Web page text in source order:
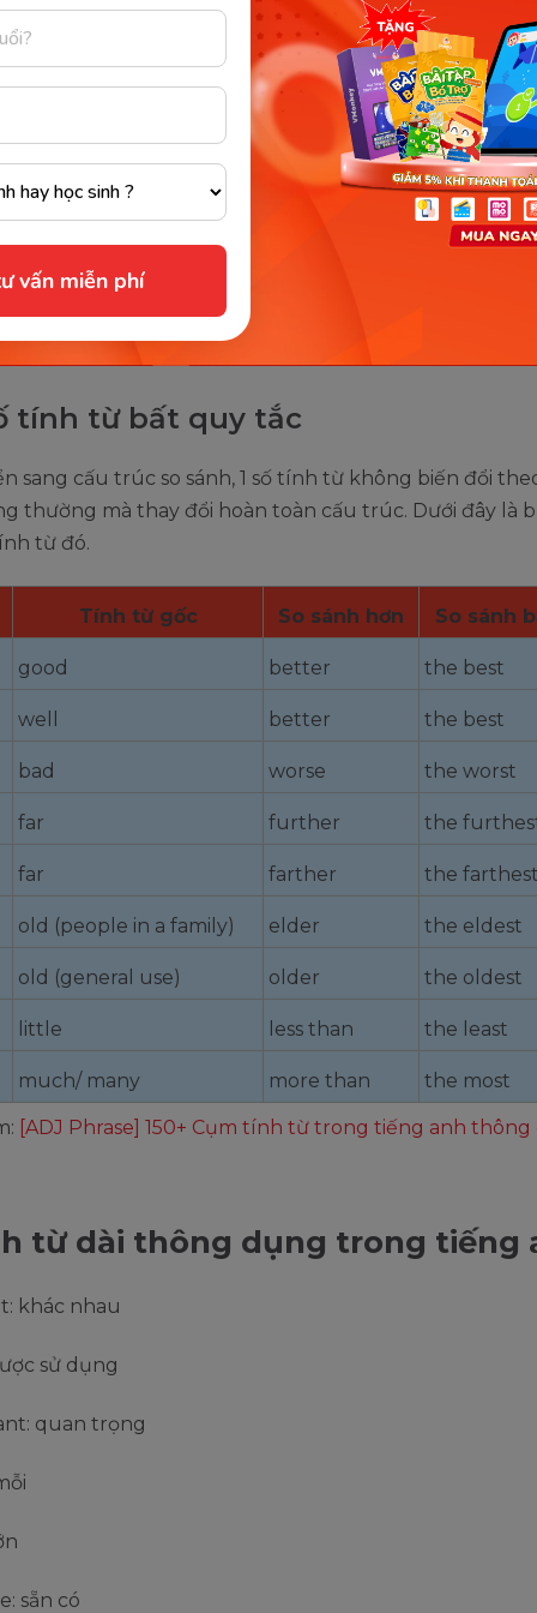
vấn miễn phí
hợp tính từ có 2 âm tiết
tính từ có 2 âm tiết kết thúc với đuôi -y, -ie, -ow, -et, -
dài hoặc ngắn đều đúng. Như vậy, khi chuyển sang
có thể áp dụng cả 2 cách thêm -er, -est và more than/
từ này.
hơn của healthy: healthier - more healthy than…
bậc nhất: the healthiest - the most healthy
tính từ bất quy tắc
sang cấu trúc so sánh, 1 số tính từ không biến đổi
thường mà thay đổi hoàn toàn cấu trúc. Dưới đây là
từ đó.
Tính từ gốc So sánh hơn So sánh
good better the best
well better the best
bad worse the worst
far further the
far farther the farthest
old (people in a family) elder the eldest
old (general use) older the oldest
little less than the least
much/ many more than the most
[ADJ Phrase] 150+ Cụm tính từ trong tiếng anh thông
từ dài thông dụng trong tiếng
khác nhau
sử dụng
quan trọng
sẵn có